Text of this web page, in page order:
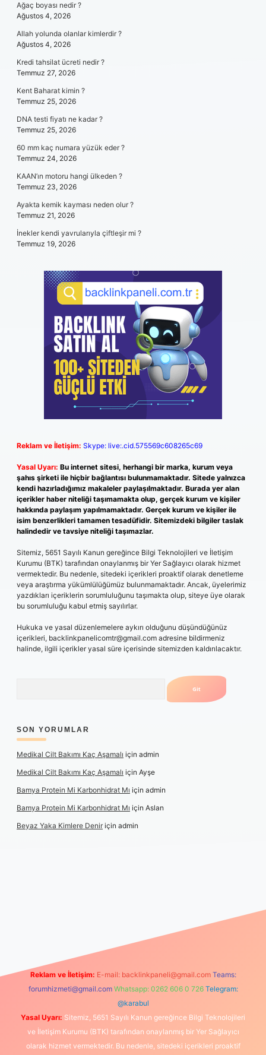
Ağaç boyası nedir ?
Ağustos 4, 2026
Allah yolunda olanlar kimlerdir ?
Ağustos 4, 2026
Kredi tahsilat ücreti nedir ?
Temmuz 27, 2026
Kent Baharat kimin ?
Temmuz 25, 2026
DNA testi fiyatı ne kadar ?
Temmuz 25, 2026
60 mm kaç numara yüzük eder ?
Temmuz 24, 2026
KAAN’ın motoru hangi ülkeden ?
Temmuz 23, 2026
Ayakta kemik kayması neden olur ?
Temmuz 21, 2026
İnekler kendi yavrularıyla çiftleşir mi ?
Temmuz 19, 2026
Reklam ve İletişim: Skype: live:.cid.575569c608265c69
Yasal Uyarı: Bu internet sitesi, herhangi bir marka, kurum veya
şahıs şirketi ile hiçbir bağlantısı bulunmamaktadır. Sitede yalnızca
kendi hazırladığımız makaleler paylaşılmaktadır. Burada yer alan
içerikler haber niteliği taşımamakta olup, gerçek kurum ve kişiler
hakkında paylaşım yapılmamaktadır. Gerçek kurum ve kişiler ile
isim benzerlikleri tamamen tesadüfidir. Sitemizdeki bilgiler taslak
halindedir ve tavsiye niteliği taşımazlar.
Sitemiz, 5651 Sayılı Kanun gereğince Bilgi Teknolojileri ve İletişim
Kurumu (BTK) tarafından onaylanmış bir Yer Sağlayıcı olarak hizmet
vermektedir. Bu nedenle, sitedeki içerikleri proaktif olarak denetleme
veya araştırma yükümlülüğümüz bulunmamaktadır. Ancak, üyelerimiz
yazdıkları içeriklerin sorumluluğunu taşımakta olup, siteye üye olarak
bu sorumluluğu kabul etmiş sayılırlar.
Hukuka ve yasal düzenlemelere aykırı olduğunu düşündüğünüz
içerikleri, backlinkpanelicomtr@gmail.com adresine bildirmeniz
halinde, ilgili içerikler yasal süre içerisinde sitemizden kaldırılacaktır.
SON YORUMLAR
Medikal Cilt Bakımı Kaç Aşamalı için admin
Medikal Cilt Bakımı Kaç Aşamalı için Ayşe
Bamya Protein Mi Karbonhidrat Mı için admin
Bamya Protein Mi Karbonhidrat Mı için Aslan
Beyaz Yaka Kimlere Deniriçin admin
Reklam ve İletişim: E-mail: backlinkpaneli@gmail.com Teams:
forumhizmeti@gmail.com Whatsapp: 0262 606 0 726 Telegram:
@karabul
Yasal Uyarı: Sitemiz, 5651 Sayılı Kanun gereğince Bilgi Teknolojileri
ve İletişim Kurumu (BTK) tarafından onaylanmış bir Yer Sağlayıcı
olarak hizmet vermektedir. Bu nedenle, sitedeki içerikleri proaktif